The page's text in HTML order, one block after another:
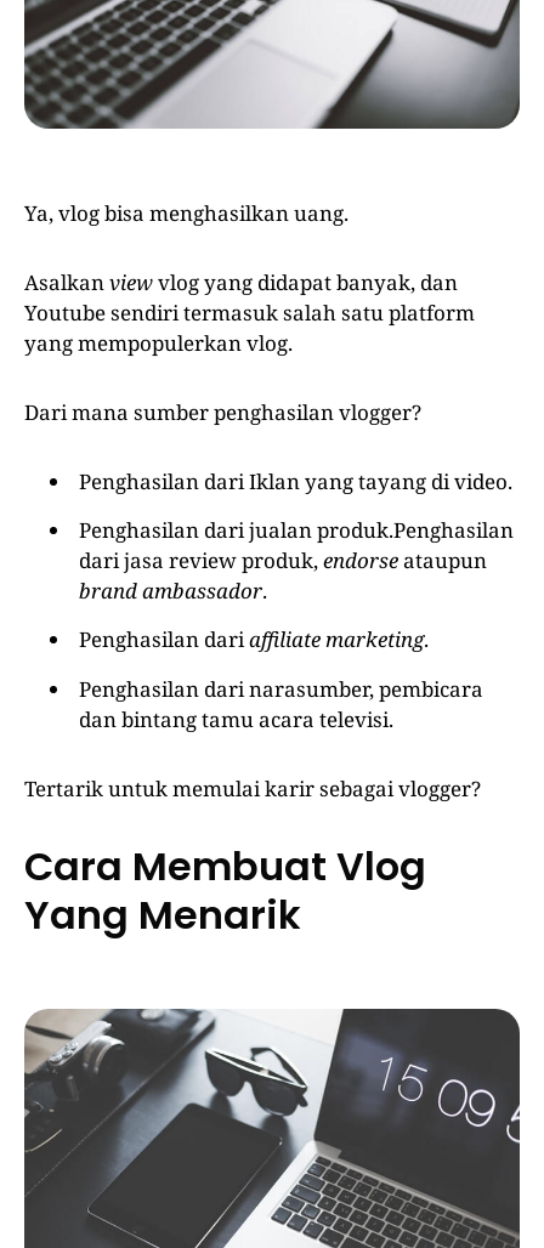
Ya, vlog bisa menghasilkan uang.
Asalkanviewvlog yang didapat banyak, dan
Youtube sendiri termasuk salah satu platform
yang mempopulerkan vlog.
Dari mana sumber penghasilan vlogger?
Penghasilan dari Iklan yang tayang di video.
Penghasilan dari jualan produk.Penghasilan
dari jasa review produk,endorseataupun
brand ambassador.
Penghasilan dariaffiliate marketing.
Penghasilan dari narasumber, pembicara
dan bintang tamu acara televisi.
Tertarik untuk memulai karir sebagai vlogger?
Cara Membuat Vlog
Yang Menarik